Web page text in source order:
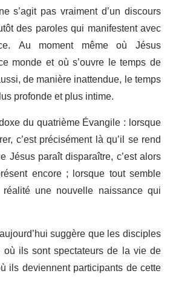
s’agit pas vraiment d’un discours
des paroles qui manifestent avec
Au moment même où Jésus
monde et où s’ouvre le temps de
de manière inattendue, le temps
profonde et plus intime.
du quatrième Évangile : lorsque
c’est précisément là qu’il se rend
Jésus paraît disparaître, c’est alors
encore ; lorsque tout semble
réalité une nouvelle naissance qui
suggère que les disciples
où ils sont spectateurs de la vie de
ils deviennent participants de cette